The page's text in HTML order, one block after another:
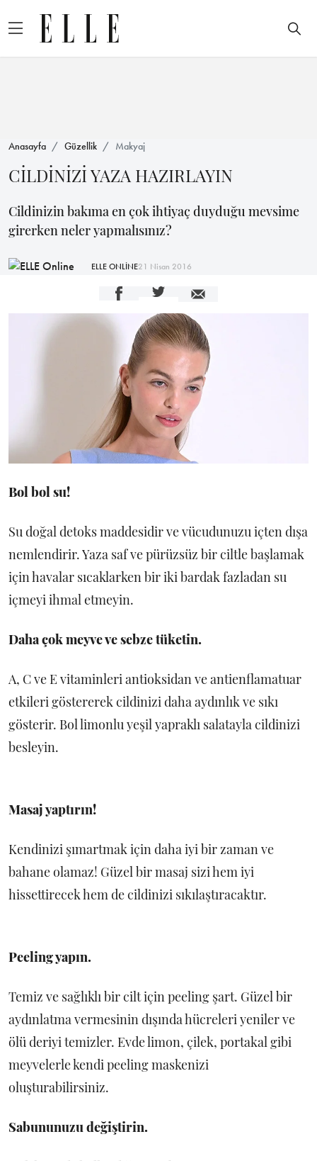
Anasayfa Güzellik Makyaj
CİLDİNİZİ YAZA HAZIRLAYIN
Cildinizin bakıma en çok ihtiyaç duyduğu mevsime
girerken neler yapmalısınız?
ELLE ONLİNE21 Nisan 2016
Bol bol su!
Su doğal detoks maddesidir ve vücudunuzu içten dışa
nemlendirir. Yaza saf ve pürüzsüz bir ciltle başlamak
için havalar sıcaklarken bir iki bardak fazladan su
içmeyi ihmal etmeyin.
Daha çok meyve ve sebze tüketin.
A, C ve E vitaminleri antioksidan ve antienflamatuar
etkileri göstererek cildinizi daha aydınlık ve sıkı
gösterir. Bol limonlu yeşil yapraklı salatayla cildinizi
besleyin.
Masaj yaptırın!
Kendinizi şımartmak için daha iyi bir zaman ve
bahane olamaz! Güzel bir masaj sizi hem iyi
hissettirecek hem de cildinizi sıkılaştıracaktır.
Peeling yapın.
Temiz ve sağlıklı bir cilt için peeling şart. Güzel bir
aydınlatma vermesinin dışında hücreleri yeniler ve
ölü deriyi temizler. Evde limon, çilek, portakal gibi
meyvelerle kendi peeling maskenizi
oluşturabilirsiniz.
Sabununuzu değiştirin.